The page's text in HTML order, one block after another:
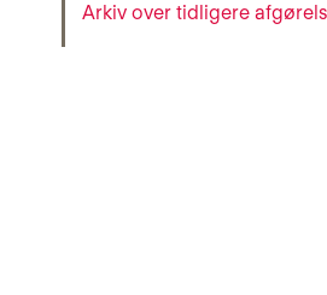
Arkiv over tidligere